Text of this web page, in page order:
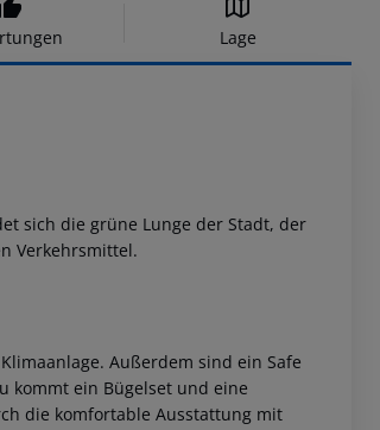
Lage
sich die grüne Lunge der Stadt, der
Verkehrsmittel.
Außerdem sind ein Safe
kommt ein Bügelset und eine
die komfortable Ausstattung mit